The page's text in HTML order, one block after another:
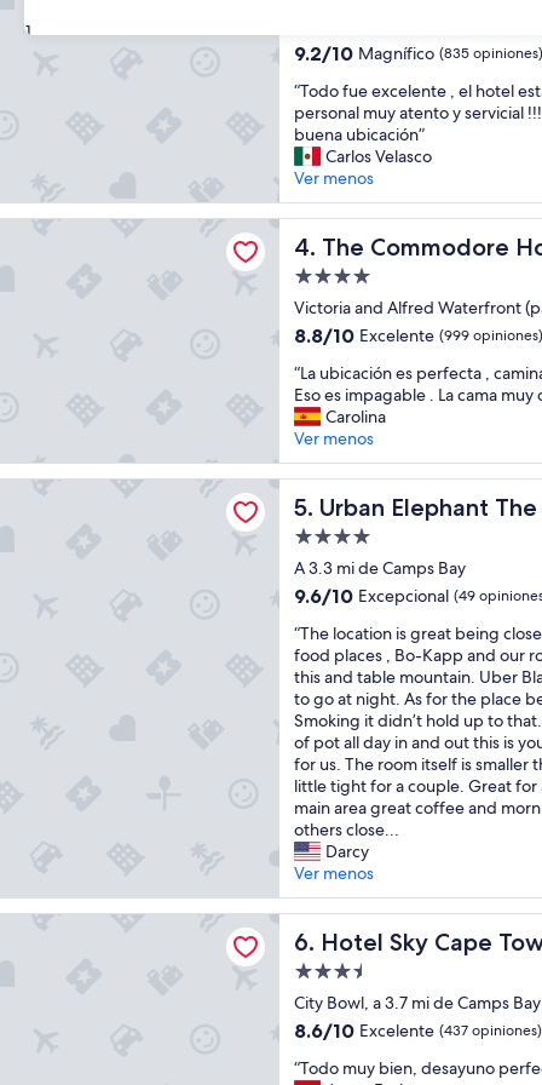
31
n
a
t
e
c
i
ó
n
m
p
e
a
b
l
e
.
D
e
a
y
u
o
f
a
n
t
a
s
t
i
c
o
!
!
”
3.5
9.2
10,
Magnífico,
(835
opiniones)
9.2/10 Magnífico (835 opiniones)
“
T
o
d
o
f
u
e
x
c
e
e
n
t
e
,
e
l
o
t
e
e
s
t
á
m
u
y
b
o
n
i
t
o
,
e
p
e
r
o
“Todo fue excelente , el hotel
personal muy atento y servicial
buena ubicación”
Carlos Velasco
Ver menos
4. The Commodore
The Commodore Hotel
Propiedad
de
4.0
Victoria and Alfred Waterfront
8.8
10,
Excelente,
(999
opiniones)
8.8/10 Excelente (999 opiniones)
“
L
a
u
b
i
c
c
i
ó
e
s
p
e
r
f
e
c
t
a
,
c
a
m
i
a
n
d
a
“La ubicación es perfecta ,
Eso es impagable . La cama muy
Carolina
Ver menos
Hotel
5. Urban Elephant The
Urban Elephant The Rose
Propiedad
de
4.0
A 3.3 mi de Camps Bay
9.6
10,
Excepcional,
(49
opiniones)
9.6/10 Excepcional (49
“
T
h
e
l
o
c
a
t
i
o
n
i
s
g
e
a
t
e
“The location is great being
food places , Bo-Kapp and our
this and table mountain. Uber
to go at night. As for the place
Smoking it didn’t hold up to
of pot all day in and out this is
for us. The room itself is smaller
little tight for a couple. Great for
main area great coffee and
others close...
Darcy
Ver menos
The Rose
6. Hotel Sky Cape
Hotel Sky Cape Town
Propiedad
de
3.5
City Bowl, a 3.7 mi de Camps Bay
8.6
10,
8.6/10 Excelente (437 opiniones)
““Todo muy bien, desayuno
Cape Town